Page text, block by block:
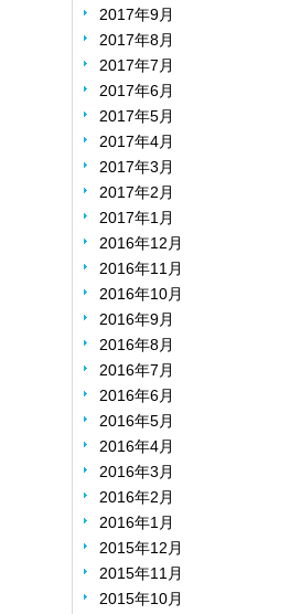
2017年9月
2017年8月
2017年7月
2017年6月
2017年5月
2017年4月
2017年3月
2017年2月
2017年1月
2016年12月
2016年11月
2016年10月
2016年9月
2016年8月
2016年7月
2016年6月
2016年5月
2016年4月
2016年3月
2016年2月
2016年1月
2015年12月
2015年11月
2015年10月